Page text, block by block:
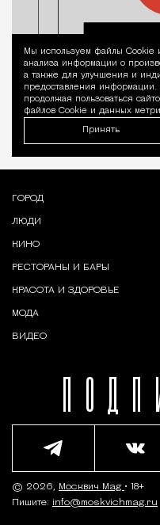
Мы используем файлы Сookie
анализа информации о
а также для улучшения и
предоставления
продолжая пользоваться
файлов Cookie и данных
Принять
ГОРОД
ЛЮДИ
КИНО
РЕСТОРАНЫ И БАРЫ
КРАСОТА И ЗДОРОВЬЕ
МОДА
ВИДЕО
© 2026, Москвич Mag • 18+
Пишите: info@moskvichmag.ru